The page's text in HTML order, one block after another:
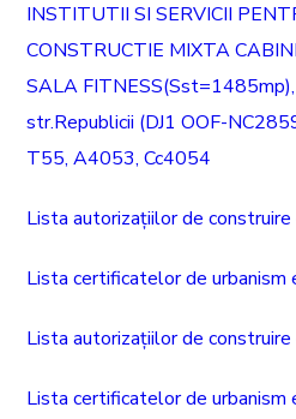
INSTITUTII SI SERVICII
CONSTRUCTIE MIXTA
SALA FITNESS(Sst=1485mp),
str.Republicii (DJ1 OOF-
T55, A4053, Cc4054
Lista autorizațiilor de
Lista certificatelor de urbanism
Lista autorizațiilor de
Lista certificatelor de urbanism